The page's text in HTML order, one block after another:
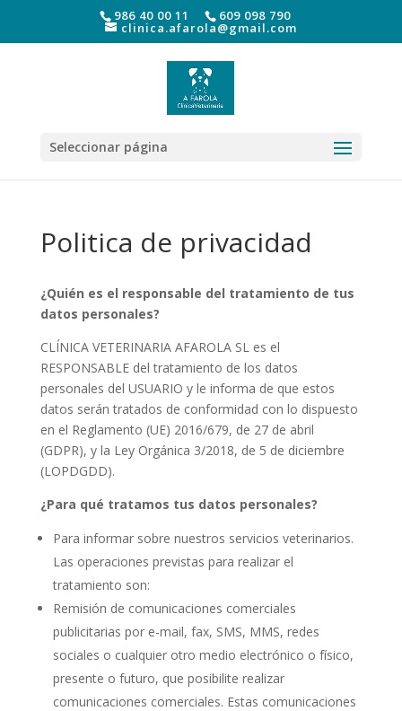
986 40 00 11 609 098 790
clinica.afarola@gmail.com
Seleccionar página
Politica de privacidad
¿Quién es el responsable del tratamiento de tus
datos personales?
CLÍNICA VETERINARIA AFAROLA SL es el
RESPONSABLE del tratamiento de los datos
personales del USUARIO y le informa de que estos
datos serán tratados de conformidad con lo dispuesto
en el Reglamento (UE) 2016/679, de 27 de abril
(GDPR), y la Ley Orgánica 3/2018, de 5 de diciembre
(LOPDGDD).
¿Para qué tratamos tus datos personales?
Para informar sobre nuestros servicios veterinarios.
Las operaciones previstas para realizar el
tratamiento son:
Remisión de comunicaciones comerciales
publicitarias por e-mail, fax, SMS, MMS, redes
sociales o cualquier otro medio electrónico o físico,
presente o futuro, que posibilite realizar
comunicaciones comerciales. Estas comunicaciones